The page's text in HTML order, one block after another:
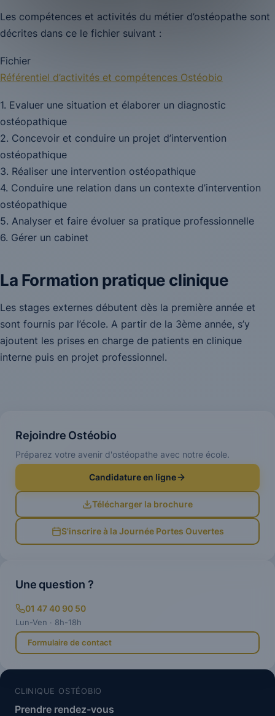
Les compétences et activités du métier d’ostéopathe sont
décrites dans ce le fichier suivant :
Fichier
Référentiel d’activités et compétences Ostéobio
1. Evaluer une situation et élaborer un diagnostic
ostéopathique
2. Concevoir et conduire un projet d’intervention
ostéopathique
3. Réaliser une intervention ostéopathique
4. Conduire une relation dans un contexte d’intervention
ostéopathique
5. Analyser et faire évoluer sa pratique professionnelle
6. Gérer un cabinet
La Formation pratique clinique
Les stages externes débutent dès la première année et
sont fournis par l’école. A partir de la 3ème année, s’y
ajoutent les prises en charge de patients en clinique
interne puis en projet professionnel.
Rejoindre Ostéobio
Préparez votre avenir d'ostéopathe avec notre école.
Candidature en ligne
Télécharger la brochure
S'inscrire à la Journée Portes Ouvertes
Une question ?
01 47 40 90 50
Lun-Ven · 8h-18h
Formulaire de contact
CLINIQUE OSTÉOBIO
Prendre rendez-vous